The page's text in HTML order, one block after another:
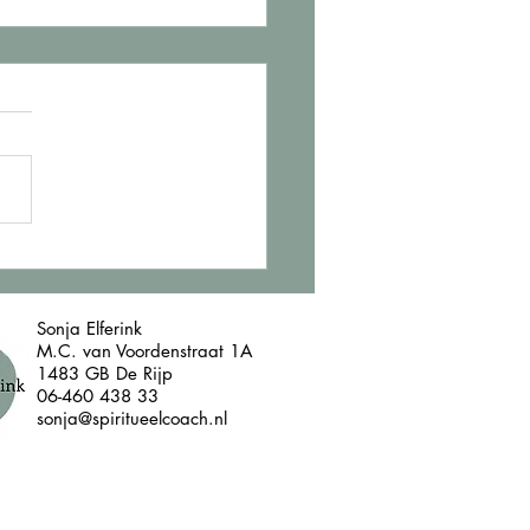
en
Sonja Elferink
M.C. van Voordenstraat 1A
1483 GB De Rijp
06-460 438 33
sonja@spiritueelcoach.nl